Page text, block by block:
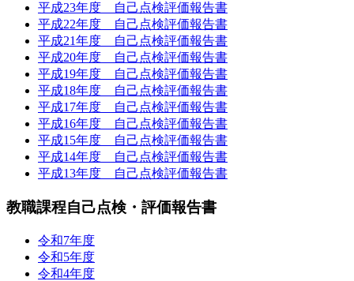
平成23年度 自己点検評価報告書
平成22年度 自己点検評価報告書
平成21年度 自己点検評価報告書
平成20年度 自己点検評価報告書
平成19年度 自己点検評価報告書
平成18年度 自己点検評価報告書
平成17年度 自己点検評価報告書
平成16年度 自己点検評価報告書
平成15年度 自己点検評価報告書
平成14年度 自己点検評価報告書
平成13年度 自己点検評価報告書
教職課程自己点検・評価報告書
令和7年度
令和5年度
令和4年度